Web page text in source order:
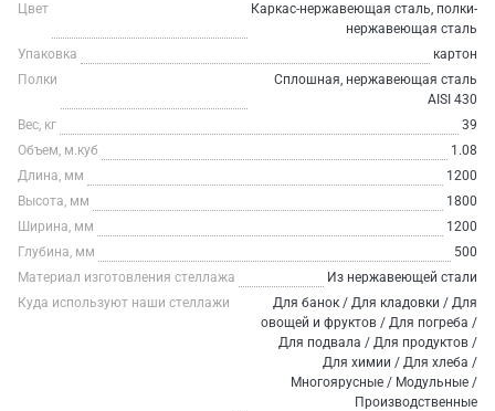
Цвет
Каркас-нержавеющая сталь, полки-
нержавеющая сталь
Упаковка
картон
Полки
Сплошная, нержавеющая сталь
AISI 430
Вес, кг
39
Объем, м.куб
1.08
Длина, мм
1200
Высота, мм
1800
Ширина, мм
1200
Глубина, мм
500
Материал изготовления стеллажа
Из нержавеющей стали
Куда используют наши стеллажи
Для банок / Для кладовки / Для
овощей и фруктов / Для погреба /
Для подвала / Для продуктов /
Для химии / Для хлеба /
Многоярусные / Модульные /
Производственные